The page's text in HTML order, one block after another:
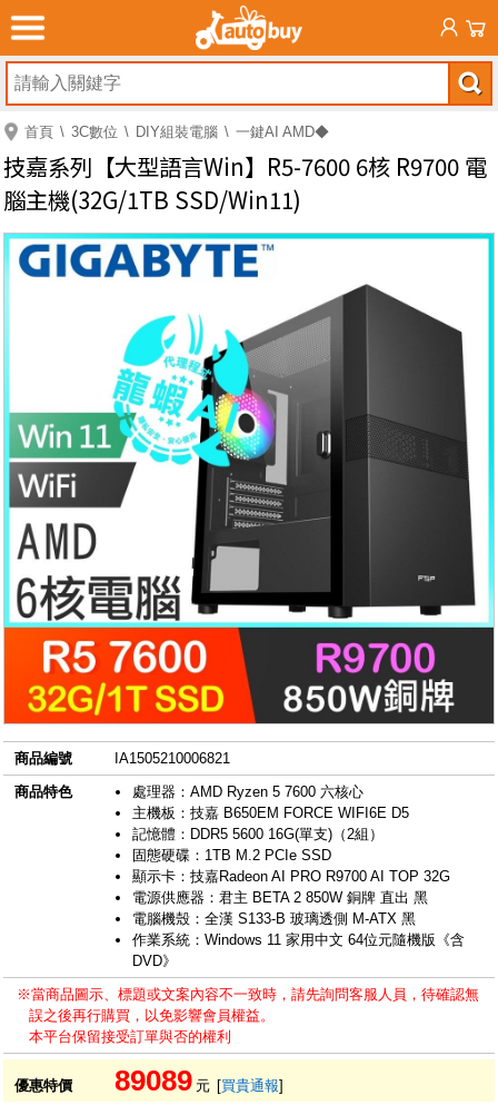
首頁 3C數位 DIY組裝電腦 一鍵AI AMD◆
技嘉系列【大型語言Win】R5-7600 6核 R9700 電
腦主機(32G/1TB SSD/Win11)
商品編號
IA1505210006821
商品特色
處理器：AMD Ryzen 5 7600 六核心
主機板：技嘉 B650EM FORCE WIFI6E D5
記憶體：DDR5 5600 16G(單支)（2組）
固態硬碟：1TB M.2 PCIe SSD
顯示卡：技嘉Radeon AI PRO R9700 AI TOP 32G
電源供應器：君主 BETA 2 850W 銅牌 直出 黑
電腦機殼：全漢 S133-B 玻璃透側 M-ATX 黑
作業系統：Windows 11 家用中文 64位元隨機版《含
DVD》
※當商品圖示、標題或文案內容不一致時，請先詢問客服人員，待確認無
誤之後再行購買，以免影響會員權益。
本平台保留接受訂單與否的權利
優惠特價 89089 元 [買貴通報]